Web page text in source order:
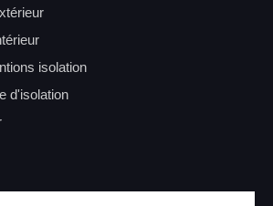
isolation
d'isolation